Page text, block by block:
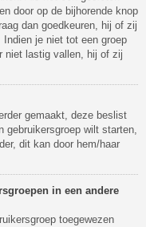
door op de bijhorende knop
dan goedkeuren, hij of zij
je niet tot een groep
niet lastig vallen, hij of zij
gemaakt, deze beslist
gebruikersgroep wilt starten,
dit kan door hem/haar
in een andere
toegewezen